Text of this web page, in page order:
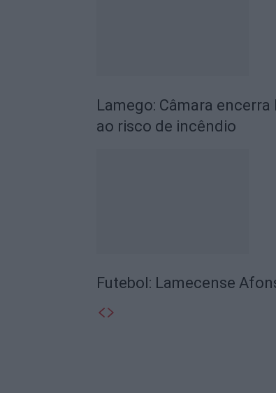
Lamego: Câmara
ao risco de incêndio
Futebol: Lamecense